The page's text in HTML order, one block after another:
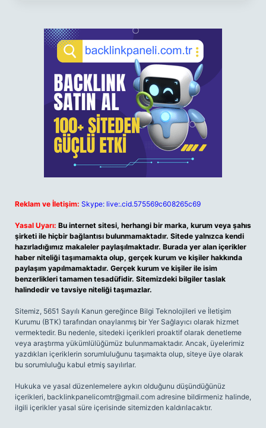
Reklam ve İletişim: Skype: live:.cid.575569c608265c69
Yasal Uyarı: Bu internet sitesi, herhangi bir marka, kurum veya şahıs
şirketi ile hiçbir bağlantısı bulunmamaktadır. Sitede yalnızca kendi
hazırladığımız makaleler paylaşılmaktadır. Burada yer alan içerikler
haber niteliği taşımamakta olup, gerçek kurum ve kişiler hakkında
paylaşım yapılmamaktadır. Gerçek kurum ve kişiler ile isim
benzerlikleri tamamen tesadüfidir. Sitemizdeki bilgiler taslak
halindedir ve tavsiye niteliği taşımazlar.
Sitemiz, 5651 Sayılı Kanun gereğince Bilgi Teknolojileri ve İletişim
Kurumu (BTK) tarafından onaylanmış bir Yer Sağlayıcı olarak hizmet
vermektedir. Bu nedenle, sitedeki içerikleri proaktif olarak denetleme
veya araştırma yükümlülüğümüz bulunmamaktadır. Ancak, üyelerimiz
yazdıkları içeriklerin sorumluluğunu taşımakta olup, siteye üye olarak
bu sorumluluğu kabul etmiş sayılırlar.
Hukuka ve yasal düzenlemelere aykırı olduğunu düşündüğünüz
içerikleri, backlinkpanelicomtr@gmail.com adresine bildirmeniz halinde,
ilgili içerikler yasal süre içerisinde sitemizden kaldırılacaktır.